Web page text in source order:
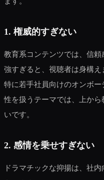
1. 権威的すぎない
教育系コンテンツでは、信
強すぎると、視聴者は身構え
特に若手社員向けのオンボ
性を扱うテーマでは、上か
いです。
2. 感情を乗せすぎない
ドラマチックな抑揚は、社